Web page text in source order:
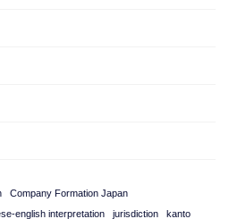
Company Formation Japan
english interpretation jurisdiction
kanto